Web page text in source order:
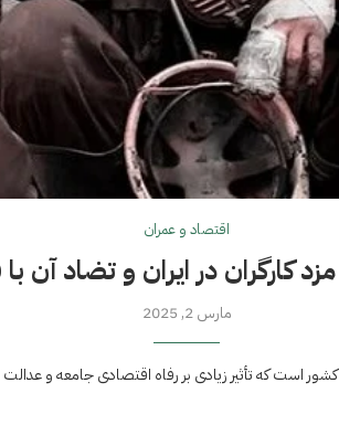
اقتصاد و عمران
کارگران در ایران و تضاد آن با
مارس 2, 2025
است که تأثیر زیادی بر رفاه اقتصادی جامعه و